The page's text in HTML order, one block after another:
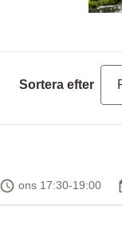
Sortera efter
Tid
ons 17:30-19:00